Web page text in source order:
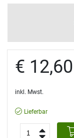
€ 12,60
inkl. Mwst.
Lieferbar